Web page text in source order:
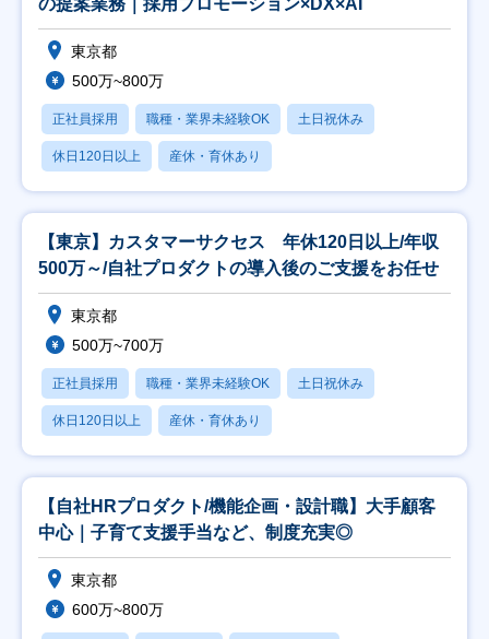
の提案業務｜採用プロモーション×DX×AI
東京都
500万~800万
正社員採用 職種・業界未経験OK 土日祝休み
休日120日以上 産休・育休あり
【東京】カスタマーサクセス 年休120日以上/年収
500万～/自社プロダクトの導入後のご支援をお任せ
東京都
500万~700万
正社員採用 職種・業界未経験OK 土日祝休み
休日120日以上 産休・育休あり
【自社HRプロダクト/機能企画・設計職】大手顧客
中心｜子育て支援手当など、制度充実◎
東京都
600万~800万